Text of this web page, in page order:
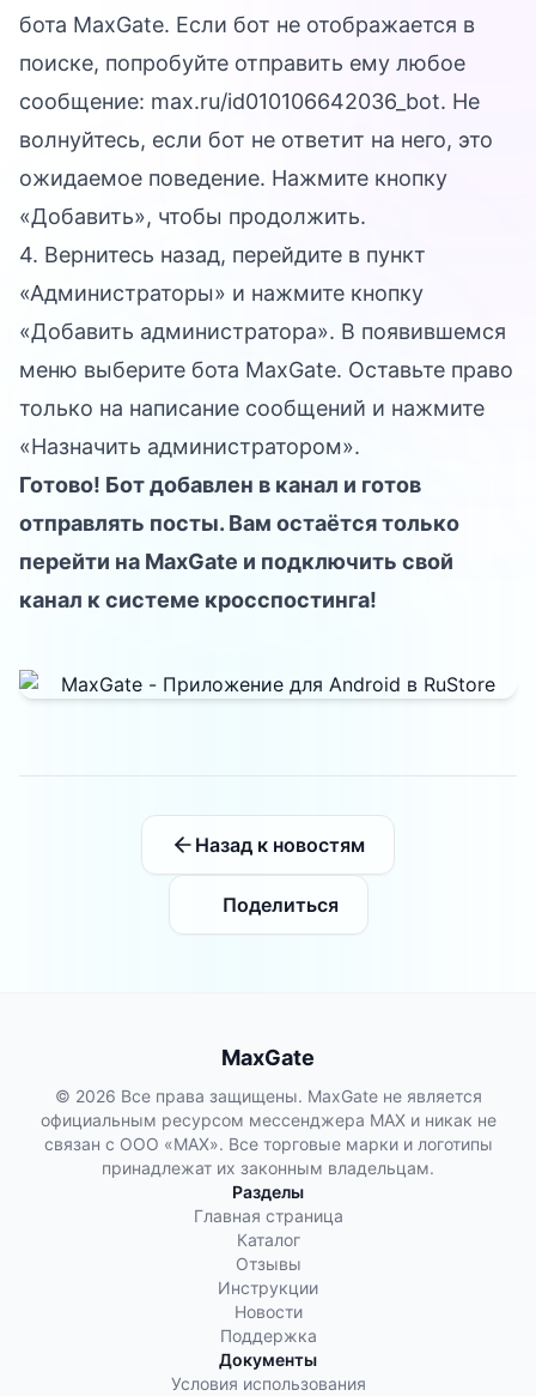
бота MaxGate. Если бот не отображается в
поиске, попробуйте отправить ему любое
сообщение: max.ru/id010106642036_bot. Не
волнуйтесь, если бот не ответит на него, это
ожидаемое поведение. Нажмите кнопку
«Добавить», чтобы продолжить.
4. Вернитесь назад, перейдите в пункт
«Администраторы» и нажмите кнопку
«Добавить администратора». В появившемся
меню выберите бота MaxGate. Оставьте право
только на написание сообщений и нажмите
«Назначить администратором».
Готово! Бот добавлен в канал и готов
отправлять посты. Вам остаётся только
перейти на MaxGate и подключить свой
канал к системе кросспостинга!
Назад к новостям
Поделиться
MaxGate
© 2026 Все права защищены. MaxGate не является
официальным ресурсом мессенджера MAX и никак не
связан с ООО «МАХ». Все торговые марки и логотипы
принадлежат их законным владельцам.
Разделы
Главная страница
Каталог
Отзывы
Инструкции
Новости
Поддержка
Документы
Условия использования